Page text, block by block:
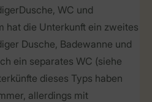
WC und
hat die Unterkunft ein zweites
Dusche, Badewanne und
ein separates WC (siehe
dieses Typs haben
allerdings mit